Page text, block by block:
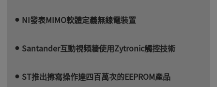
NI發表MIMO軟體定義無線電裝置
Santander互動視頻牆使用Zytronic觸控技術
ST推出擦寫操作達四百萬次的EEPROM產品